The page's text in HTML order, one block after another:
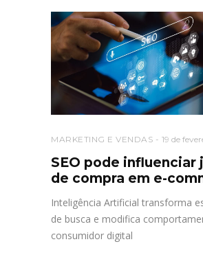
MARKETING E VENDAS 19 de
SEO pode influenciar
de compra em e-
Inteligência Artificial transforma
de busca e modifica
consumidor digital